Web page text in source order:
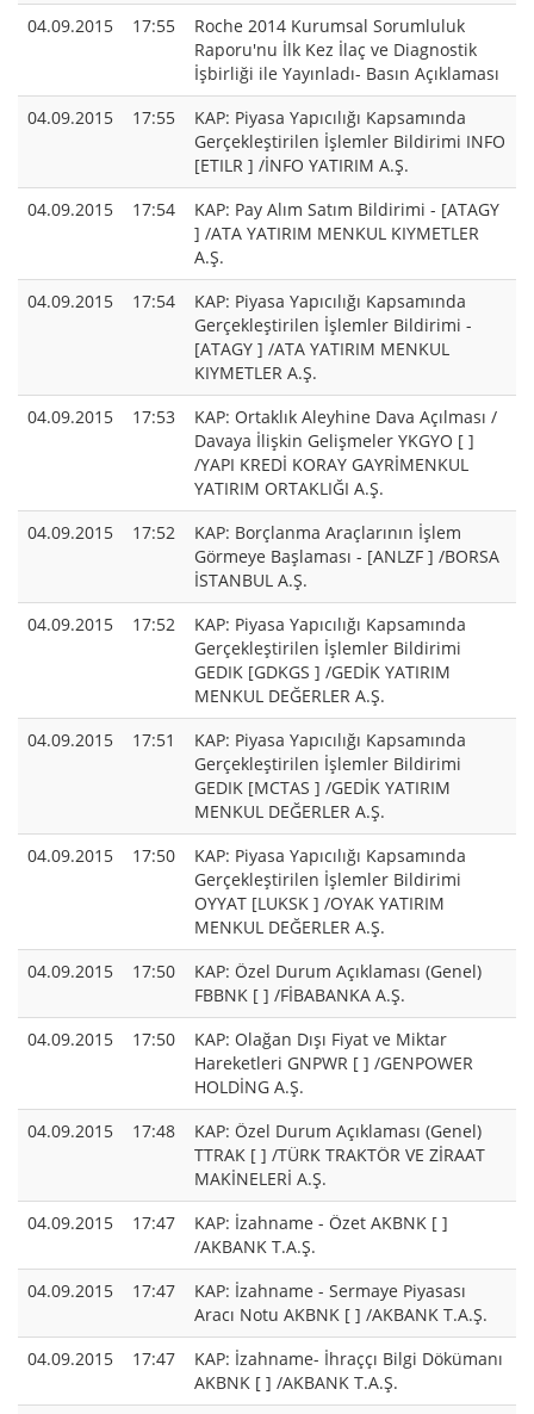
04.09.2015
17:55
Roche 2014 Kurumsal Sorumluluk
Raporu'nu İlk Kez İlaç ve Diagnostik
İşbirliği ile Yayınladı- Basın Açıklaması
04.09.2015
17:55
KAP: Piyasa Yapıcılığı Kapsamında
Gerçekleştirilen İşlemler Bildirimi INFO
[ETILR ] /İNFO YATIRIM A.Ş.
04.09.2015
17:54
KAP: Pay Alım Satım Bildirimi - [ATAGY
] /ATA YATIRIM MENKUL KIYMETLER
A.Ş.
04.09.2015
17:54
KAP: Piyasa Yapıcılığı Kapsamında
Gerçekleştirilen İşlemler Bildirimi -
[ATAGY ] /ATA YATIRIM MENKUL
KIYMETLER A.Ş.
04.09.2015
17:53
KAP: Ortaklık Aleyhine Dava Açılması /
Davaya İlişkin Gelişmeler YKGYO [ ]
/YAPI KREDİ KORAY GAYRİMENKUL
YATIRIM ORTAKLIĞI A.Ş.
04.09.2015
17:52
KAP: Borçlanma Araçlarının İşlem
Görmeye Başlaması - [ANLZF ] /BORSA
İSTANBUL A.Ş.
04.09.2015
17:52
KAP: Piyasa Yapıcılığı Kapsamında
Gerçekleştirilen İşlemler Bildirimi
GEDIK [GDKGS ] /GEDİK YATIRIM
MENKUL DEĞERLER A.Ş.
04.09.2015
17:51
KAP: Piyasa Yapıcılığı Kapsamında
Gerçekleştirilen İşlemler Bildirimi
GEDIK [MCTAS ] /GEDİK YATIRIM
MENKUL DEĞERLER A.Ş.
04.09.2015
17:50
KAP: Piyasa Yapıcılığı Kapsamında
Gerçekleştirilen İşlemler Bildirimi
OYYAT [LUKSK ] /OYAK YATIRIM
MENKUL DEĞERLER A.Ş.
04.09.2015
17:50
KAP: Özel Durum Açıklaması (Genel)
FBBNK [ ] /FİBABANKA A.Ş.
04.09.2015
17:50
KAP: Olağan Dışı Fiyat ve Miktar
Hareketleri GNPWR [ ] /GENPOWER
HOLDİNG A.Ş.
04.09.2015
17:48
KAP: Özel Durum Açıklaması (Genel)
TTRAK [ ] /TÜRK TRAKTÖR VE ZİRAAT
MAKİNELERİ A.Ş.
04.09.2015
17:47
KAP: İzahname - Özet AKBNK [ ]
/AKBANK T.A.Ş.
04.09.2015
17:47
KAP: İzahname - Sermaye Piyasası
Aracı Notu AKBNK [ ] /AKBANK T.A.Ş.
04.09.2015
17:47
KAP: İzahname- İhraççı Bilgi Dökümanı
AKBNK [ ] /AKBANK T.A.Ş.